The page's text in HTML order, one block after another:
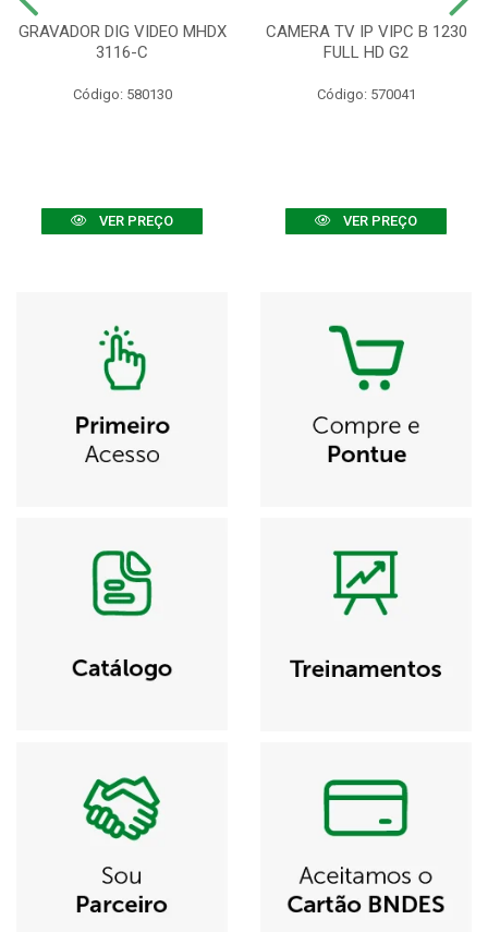
GRAVADOR DIG VIDEO MHDX
3116-C
Código: 580130
VER PREÇO
CAMERA TV IP VIPC B 1230
FULL HD G2
Código: 570041
VER PREÇO